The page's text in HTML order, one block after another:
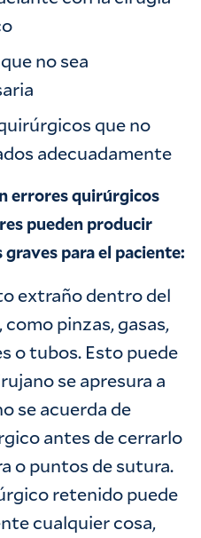
no sea
que no
adecuadamente
errores quirúrgicos
pueden producir
para el paciente:
extraño dentro del
pinzas, gasas,
o tubos. Esto puede
se apresura a
se acuerda de
antes de cerrarlo
o puntos de sutura.
retenido puede
cualquier cosa,